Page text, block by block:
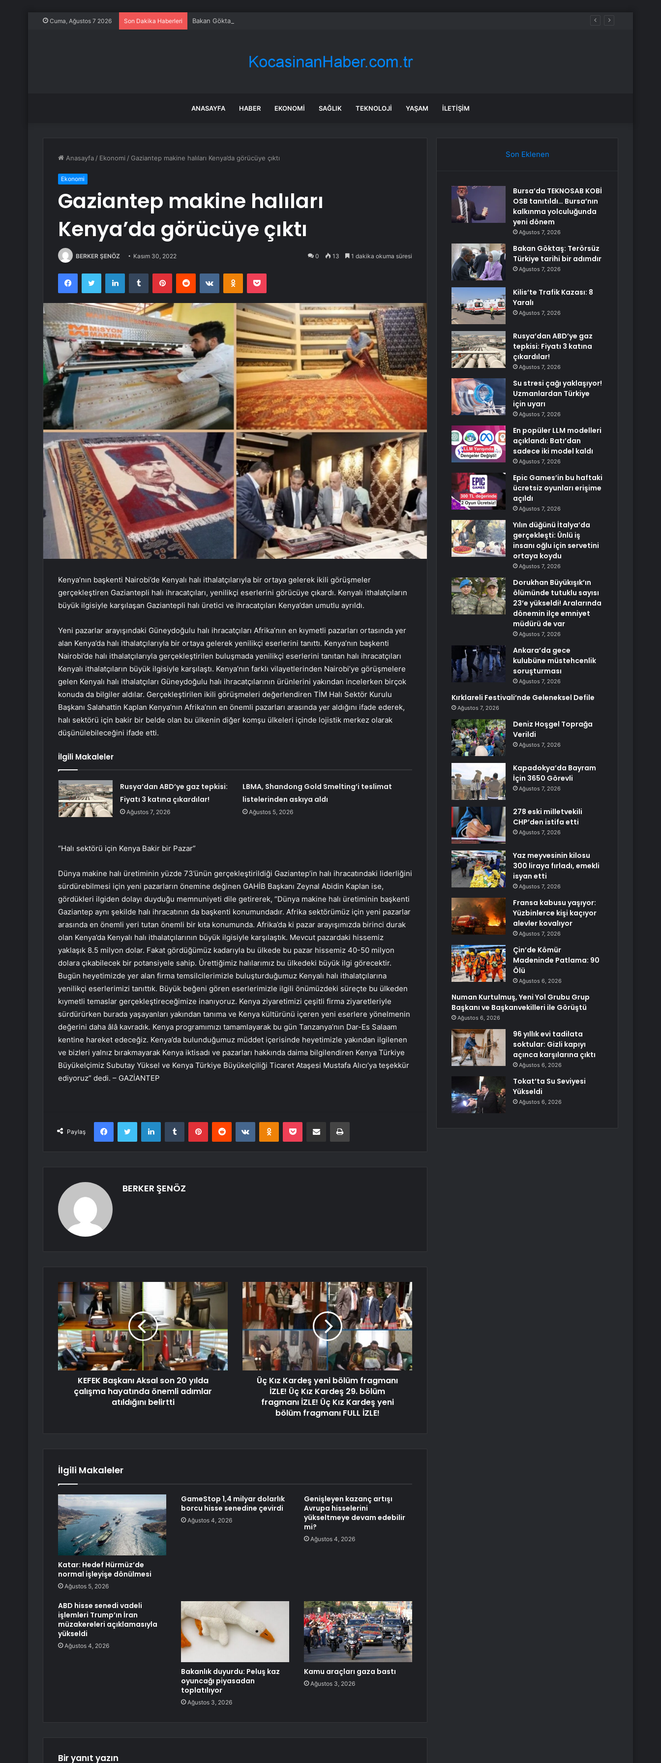
Cuma, Ağustos 7 2026 Son Dakika Haberleri Bakan Göktaş: Terörsüz Türkiye tarihi bir adımdır
ANASAYFA HABER EKONOMI SAĞLIK TEKNOLOJI YAŞAM İLETIŞIM
Anasayfa / Ekonomi / Gaziantep makine halıları Kenya’da görücüye çıktı
Ekonomi
Gaziantep makine halıları
Kenya’da görücüye çıktı
BERKER ŞENÖZ Kasım 30, 2022 0 13 1 dakika okuma süresi
FacebookTwitter LinkedInTumblr PinterestReddit VKontakteOdnoklassniki
Pocket
Kenya’nın başkenti Nairobi’de Kenyalı halı ithalatçılarıyla bir ortaya gelerek ikili görüşmeler
gerçekleştiren Gaziantepli halı ihracatçıları, yenilikçi eserlerini görücüye çıkardı. Kenyalı ithalatçıların
büyük ilgisiyle karşılaşan Gaziantepli halı üretici ve ihracatçıları Kenya’dan umutlu ayrıldı.
Yeni pazarlar arayışındaki Güneydoğulu halı ihracatçıları Afrika’nın en kıymetli pazarları ortasında yer
alan Kenya’da halı ithalatçılarıyla bir ortaya gelerek yenilikçi eserlerini tanıttı. Kenya’nın başkenti
Nairobi’de halı ithalatçılarıyla gerçekleştirilen buluşmada yenilikçi eserlerini tanıtan halı ihracatçıları
Kenyalı ithalatçıların büyük ilgisiyle karşılaştı. Kenya’nın farklı vilayetlerinden Nairobi’ye görüşmelere
gelen Kenyalı halı ithalatçıları Güneydoğulu halı ihracatçılarının ürünlerini yakından incelerken birçok
konuda da bilgiler aldılar. Gerçekleştirilen ikili görüşmeleri değerlendiren TİM Halı Sektör Kurulu
Başkanı Salahattin Kaplan Kenya’nın Afrika’nın en önemli pazarları arasında yer aldığını ifade ederek,
halı sektörü için bakir bir belde olan bu ülkenin diğer komşu ülkeleri içinde lojistik merkez olarak
düşünülebileceğini ifade etti.
İlgili Makaleler
Rusya’dan ABD’ye gaz tepkisi:
Fiyatı 3 katına çıkardılar!
Ağustos 7, 2026
LBMA, Shandong Gold Smelting’i teslimat
listelerinden askıya aldı
Ağustos 5, 2026
“Halı sektörü için Kenya Bakir bir Pazar”
Dünya makine halı üretiminin yüzde 73’ünün gerçekleştirildiği Gaziantep’in halı ihracatındaki liderliğini
sürdürebilmesi için yeni pazarların önemine değinen GAHİB Başkanı Zeynal Abidin Kaplan ise,
gördükleri ilgiden dolayı duyduğu memnuniyeti dile getirerek, “Dünya makine halı üretiminin başkenti
Gaziantep aynı şekilde halı ihracatının da başkenti konumundadır. Afrika sektörümüz için yeni pazarlar
arasında en önemli yeri tutan önemli bir kıta konumunda. Afrika’da ki pazar arayışımızda birinci durak
olan Kenya’da Kenyalı halı ithalatçılarının büyük ilgisiyle karşılaştık. Mevcut pazardaki hissemiz
yaklaşık 8.5 milyon dolar. Fakat gördüğümüz kadarıyla bu ülkede bu pazar hissemiz 40-50 milyon
dolara çıkabilecek bir potansiyele sahip. Ürettiğimiz halılarımız bu ülkedeki büyük ilgi görecektir.
Bugün heyetimizde yer alan firma temsilcilerimizle buluşturduğumuz Kenyalı halı ithalatçılarına
yenilikçi eserlerimizi tanıttık. Büyük beğeni gören eserlerimizle ilgili önümüzdeki süreçte bu ülkeden
kıymetli temaslar gerçekleştireceğimize inanıyoruz. Kenya ziyaretimizi çeşitli firma ziyaretleriyle
sürdürürken burada yaşayanları yakından tanıma ve Kenya kültürünü içeren yeni eserlere yönelmenin
değerini daha âlâ kavradık. Kenya programımızı tamamlayarak bu gün Tanzanya’nın Dar-Es Salaam
kentine hareket edeceğiz. Kenya’da bulunduğumuz müddet içerisinde heyetimizle yakından ilgilenen
ve bizleri yalnız bırakmayarak Kenya iktisadı ve pazarları hakkında daima bilgilendiren Kenya Türkiye
Büyükelçimiz Subutay Yüksel ve Kenya Türkiye Büyükelçiliği Ticaret Ataşesi Mustafa Alıcı’ya teşekkür
ediyoruz” dedi. – GAZİANTEP
Paylaş
FacebookTwitter LinkedInTumblr PinterestReddit VKontakteOdnoklassniki
Pocket E-Posta ile paylaş Yazdır
BERKER ŞENÖZ
KEFEK Başkanı Aksal son 20 yılda
çalışma hayatında önemli adımlar
atıldığını belirtti
Üç Kız Kardeş yeni bölüm fragmanı
İZLE! Üç Kız Kardeş 29. bölüm
fragmanı İZLE! Üç Kız Kardeş yeni
bölüm fragmanı FULL İZLE!
İlgili Makaleler
Katar: Hedef Hürmüz’de
normal işleyişe dönülmesi
Ağustos 5, 2026
GameStop 1,4 milyar dolarlık
borcu hisse senedine çevirdi
Ağustos 4, 2026
Genişleyen kazanç artışı
Avrupa hisselerini
yükseltmeye devam edebilir
mi?
Ağustos 4, 2026
ABD hisse senedi vadeli
işlemleri Trump’ın İran
müzakereleri açıklamasıyla
yükseldi
Ağustos 4, 2026
Bakanlık duyurdu: Peluş kaz
oyuncağı piyasadan
toplatılıyor
Ağustos 3, 2026
Kamu araçları gaza bastı
Ağustos 3, 2026
Bir yanıt yazın
Son Eklenen
Bursa’da TEKNOSAB KOBİ
OSB tanıtıldı… Bursa’nın
kalkınma yolculuğunda
yeni dönem
Ağustos 7, 2026
Bakan Göktaş: Terörsüz
Türkiye tarihi bir adımdır
Ağustos 7, 2026
Kilis’te Trafik Kazası: 8
Yaralı
Ağustos 7, 2026
Rusya’dan ABD’ye gaz
tepkisi: Fiyatı 3 katına
çıkardılar!
Ağustos 7, 2026
Su stresi çağı yaklaşıyor!
Uzmanlardan Türkiye
için uyarı
Ağustos 7, 2026
En popüler LLM modelleri
açıklandı: Batı’dan
sadece iki model kaldı
Ağustos 7, 2026
Epic Games’in bu haftaki
ücretsiz oyunları erişime
açıldı
Ağustos 7, 2026
Yılın düğünü İtalya’da
gerçekleşti: Ünlü iş
insanı oğlu için servetini
ortaya koydu
Ağustos 7, 2026
Dorukhan Büyükışık’ın
ölümünde tutuklu sayısı
23’e yükseldi! Aralarında
dönemin ilçe emniyet
müdürü de var
Ağustos 7, 2026
Ankara’da gece
kulubüne müstehcenlik
soruşturması
Ağustos 7, 2026
Kırklareli Festivali’nde Geleneksel Defile
Ağustos 7, 2026
Deniz Hoşgel Toprağa
Verildi
Ağustos 7, 2026
Kapadokya’da Bayram
İçin 3650 Görevli
Ağustos 7, 2026
278 eski milletvekili
CHP’den istifa etti
Ağustos 7, 2026
Yaz meyvesinin kilosu
300 liraya fırladı, emekli
isyan etti
Ağustos 7, 2026
Fransa kabusu yaşıyor:
Yüzbinlerce kişi kaçıyor
alevler kovalıyor
Ağustos 7, 2026
Çin’de Kömür
Madeninde Patlama: 90
Ölü
Ağustos 6, 2026
Numan Kurtulmuş, Yeni Yol Grubu Grup
Başkanı ve Başkanvekilleri ile Görüştü
Ağustos 6, 2026
96 yıllık evi tadilata
soktular: Gizli kapıyı
açınca karşılarına çıktı
Ağustos 6, 2026
Tokat’ta Su Seviyesi
Yükseldi
Ağustos 6, 2026